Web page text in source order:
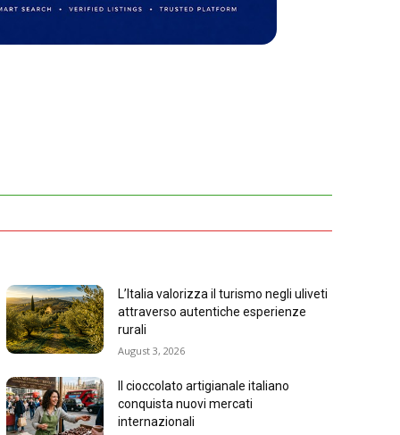
L’Italia valorizza il turismo negli uliveti
attraverso autentiche esperienze
rurali
August 3, 2026
Il cioccolato artigianale italiano
conquista nuovi mercati
internazionali